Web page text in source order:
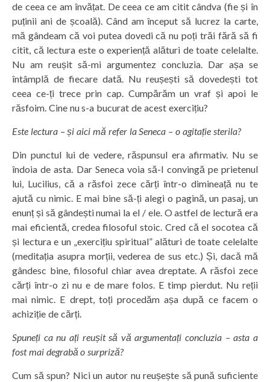
de ceea ce am învățat. De ceea ce am citit cândva (fie și în
puținii ani de școală). Când am început să lucrez la carte,
mă gândeam că voi putea dovedi că nu poți trăi fără să fi
citit, că lectura este o experiență alături de toate celelalte.
Nu am reușit să-mi argumentez concluzia. Dar așa se
întâmplă de fiecare dată. Nu reușești să dovedești tot
ceea ce-ți trece prin cap. Cumpărăm un vraf și apoi le
răsfoim. Cine nu s-a bucurat de acest exercițiu?
Este lectura – și aici mă refer la Seneca – o agitație sterila?
Din punctul lui de vedere, răspunsul era afirmativ. Nu se
îndoia de asta. Dar Seneca voia să-l convingă pe prietenul
lui, Lucilius, că a răsfoi zece cărți într-o dimineață nu te
ajută cu nimic. E mai bine să-ți alegi o pagină, un pasaj, un
enunț și să gândești numai la el / ele. O astfel de lectură era
mai eficientă, credea filosoful stoic. Cred că el socotea că
și lectura e un „exercițiu spiritual” alături de toate celelalte
(meditația asupra morții, vederea de sus etc.) Și, dacă mă
gândesc bine, filosoful chiar avea dreptate. A răsfoi zece
cărți într-o zi nu e de mare folos. E timp pierdut. Nu reții
mai nimic. E drept, toți procedăm așa după ce facem o
achiziție de cărți.
Spuneți ca nu ați reușit să vă argumentați concluzia – asta a
fost mai degrabă o surpriză?
Cum să spun? Nici un autor nu reușește să pună suficiente